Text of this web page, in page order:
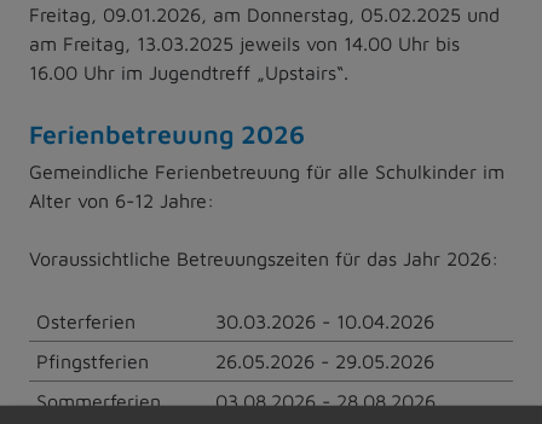
Freitag, 09.01.2026, am Donnerstag, 05.02.2025 und
am Freitag, 13.03.2025 jeweils von 14.00 Uhr bis
16.00 Uhr im Jugendtreff „Upstairs“.
Ferienbetreuung 2026
Gemeindliche Ferienbetreuung für alle Schulkinder im
Alter von 6-12 Jahre:
Voraussichtliche Betreuungszeiten für das Jahr 2026:
Osterferien
30.03.2026 - 10.04.2026
Pfingstferien
26.05.2026 - 29.05.2026
Sommerferien
03.08.2026 - 28.08.2026